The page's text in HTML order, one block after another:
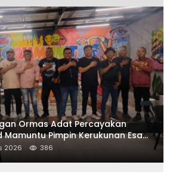
Ormas Adat Percayakan
Mamuntu Pimpin Kerukunan Esa
Bitung
2026 386